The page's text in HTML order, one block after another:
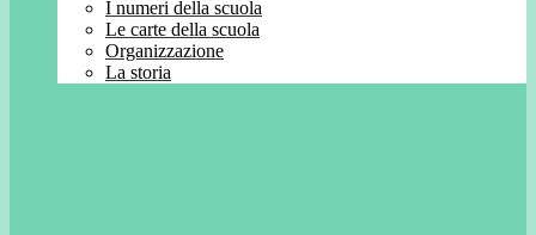
I numeri della scuola
Le carte della scuola
Organizzazione
La storia